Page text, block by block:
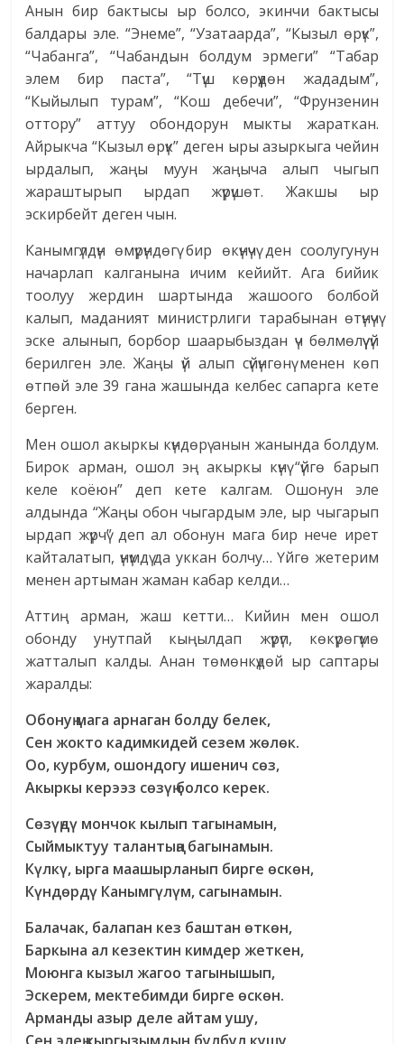
Анын бир бактысы ыр болсо, экинчи бактысы
балдары эле. “Энеме”, “Узатаарда”, “Кызыл өрүк”,
“Чабанга”, “Чабандын болдум эрмеги” “Табар
элем бир паста”, “Түш көрүүдөн жададым”,
“Кыйылып турам”, “Кош дебечи”, “Фрунзенин
оттору” аттуу обондорун мыкты жараткан.
Айрыкча “Кызыл өрүк” деген ыры азыркыга чейин
ырдалып, жаңы муун жаңыча алып чыгып
жараштырып ырдап жүрүшөт. Жакшы ыр
эскирбейт деген чын.
Канымгүлдүн өмүрүндөгү бир өкүнүчү ден соолугунун
начарлап калганына ичим кейийт. Ага бийик
тоолуу жердин шартында жашоого болбой
калып, маданият министрлиги тарабынан өтүнүчү
эске алынып, борбор шаарыбыздан үч бөлмөлүү үй
берилген эле. Жаңы үй алып сүйүнгөнү менен көп
өтпөй эле 39 гана жашында келбес сапарга кете
берген.
Мен ошол акыркы күндөрү анын жанында болдум.
Бирок арман, ошол эң акыркы күнү “үйгө барып
келе коёюн” деп кете калгам. Ошонун эле
алдында “Жаңы обон чыгардым эле, ыр чыгарып
ырдап жүрчү” деп ал обонун мага бир нече ирет
кайталатып, үнүмдү да уккан болчу… Үйгө жетерим
менен артыман жаман кабар келди…
Аттиң арман, жаш кетти… Кийин мен ошол
обонду унутпай кыңылдап жүрүп, көкүрөгүмө
жатталып калды. Анан төмөнкүдөй ыр саптары
жаралды:
Обонуң мага арнаган болду белек,
Сен жокто кадимкидей сезем жөлөк.
Оо, курбум, ошондогу ишенич сөз,
Акыркы керээз сөзүң болсо керек.
Сөзүңдү мончок кылып тагынамын,
Сыймыктуу талантыңа багынамын.
Күлкү, ырга маашырланып бирге өскөн,
Күндөрдү Канымгүлүм, сагынамын.
Балачак, балапан кез баштан өткөн,
Баркына ал кезектин кимдер жеткен,
Моюнга кызыл жагоо тагынышып,
Эскерем, мектебимди бирге өскөн.
Арманды азыр деле айтам ушу,